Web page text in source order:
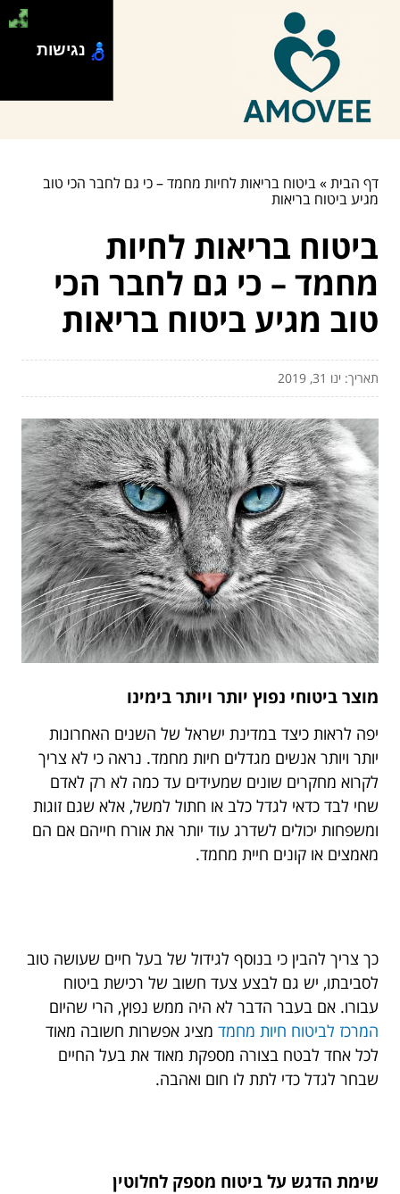
דף הבית»ביטוח בריאות לחיות מחמד – כי גם לחבר הכי טוב
מגיע ביטוח בריאות
ביטוח בריאות לחיות
מחמד – כי גם לחבר הכי
טוב מגיע ביטוח בריאות
תאריך: ינו 31, 2019
מוצר ביטוחי נפוץ יותר ויותר בימינו
יפה לראות כיצד במדינת ישראל של השנים האחרונות
יותר ויותר אנשים מגדלים חיות מחמד. נראה כי לא צריך
לקרוא מחקרים שונים שמעידים עד כמה לא רק לאדם
שחי לבד כדאי לגדל כלב או חתול למשל, אלא שגם זוגות
ומשפחות יכולים לשדרג עוד יותר את אורח חייהם אם הם
מאמצים או קונים חיית מחמד.
כך צריך להבין כי בנוסף לגידול של בעל חיים שעושה טוב
לסביבתו, יש גם לבצע צעד חשוב של רכישת ביטוח
עבורו. אם בעבר הדבר לא היה ממש נפוץ, הרי שהיום
המרכז לביטוח חיות מחמד מציג אפשרות חשובה מאוד
לכל אחד לבטח בצורה מספקת מאוד את בעל החיים
שבחר לגדל כדי לתת לו חום ואהבה.
שימת הדגש על ביטוח מספק לחלוטין
נגישות